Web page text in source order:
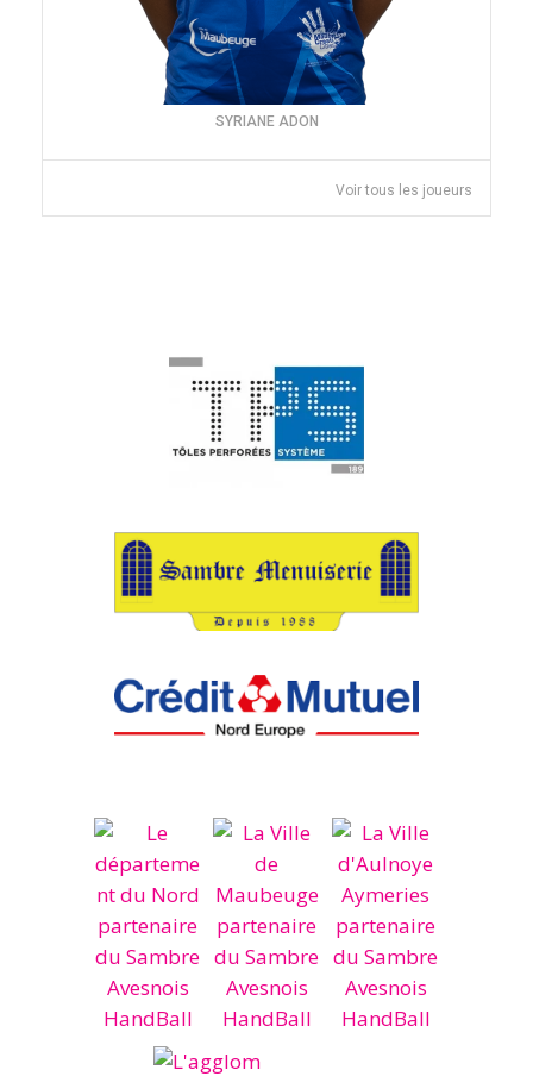
SYRIANE ADON
Voir tous les joueurs